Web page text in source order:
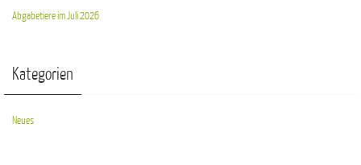
Abgabetiere im Juli 2026
Kategorien
Neues